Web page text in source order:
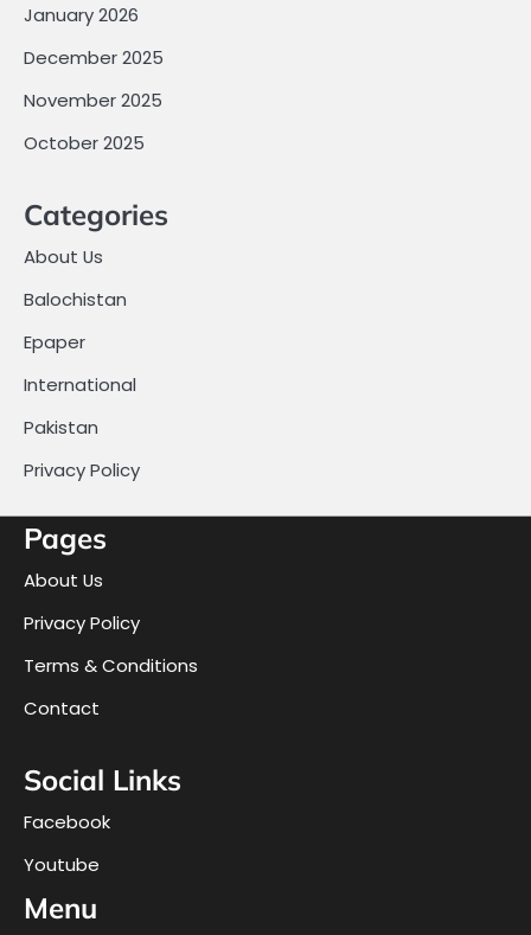
January 2026
December 2025
November 2025
October 2025
Categories
About Us
Balochistan
Epaper
International
Pakistan
Privacy Policy
Pages
About Us
Privacy Policy
Terms & Conditions
Contact
Social Links
Facebook
Youtube
Menu